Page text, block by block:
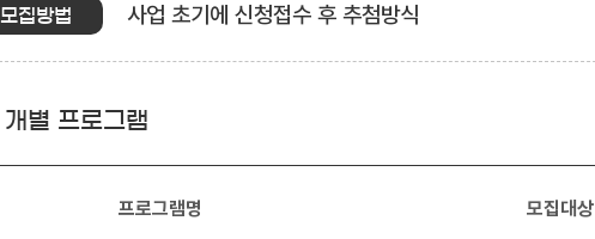
모집방법 사업 초기에 신청접수 후 추첨방식
개별 프로그램
프로그램명 모집대상